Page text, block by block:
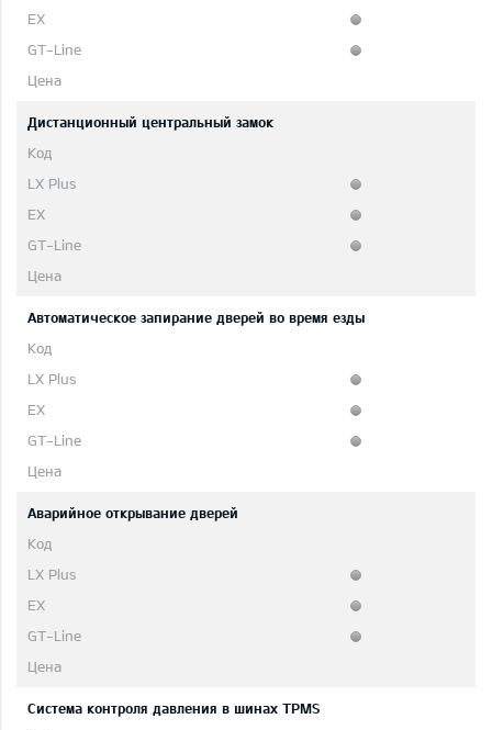
Дистанционный центральный замок
Автоматическое запирание дверей во время езды
Аварийное открывание дверей
Система контроля давления в шинах TPMS